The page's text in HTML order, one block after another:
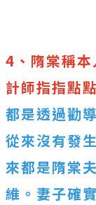
4、隋棠稱
計師指指點
都是透過勸
從來沒有發
來都是隋棠
維。妻子確